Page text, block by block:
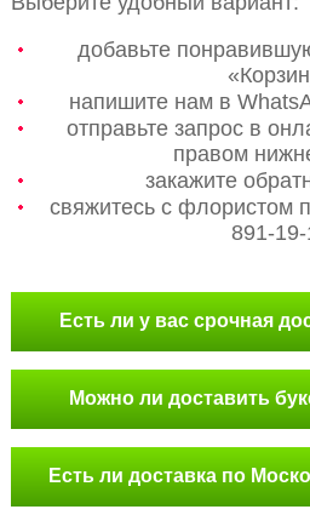
добавьте
напишите нам в
отправьте запрос в
правом
закажите
свяжитесь с флористом
891-19-
Есть ли у вас срочная
Можно ли доставить
Есть ли доставка по